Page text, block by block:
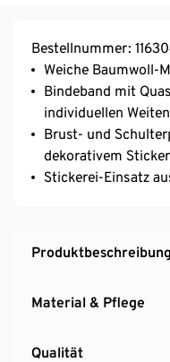
Bestellnummer:
Weiche Baumwoll-
Bindeband mit
individuellen
Brust- und
dekorativem
Stickerei-Einsatz
Produktbeschreibung
Material & Pflege
Qualität